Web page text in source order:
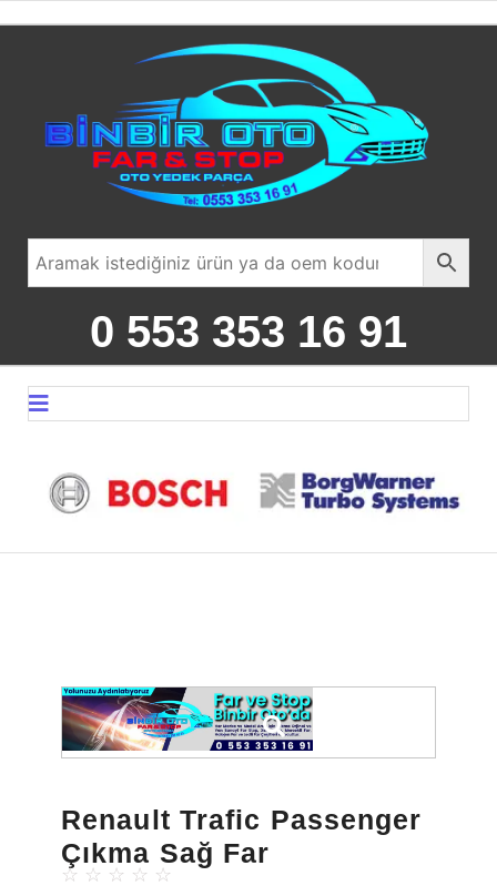
0 553 353 16 91
Renault Trafic Passenger
Çıkma Sağ Far
☆ ☆ ☆ ☆ ☆